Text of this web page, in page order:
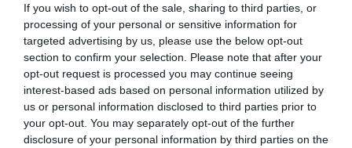
If you wish to opt-out of the sale, sharing to third parties, or
processing of your personal or sensitive information for
targeted advertising by us, please use the below opt-out
section to confirm your selection. Please note that after your
opt-out request is processed you may continue seeing
interest-based ads based on personal information utilized by
us or personal information disclosed to third parties prior to
your opt-out. You may separately opt-out of the further
disclosure of your personal information by third parties on the
τραπεζικής Υπηρεσίες πληρωμών,
δανειοδότησης, μικροπιστώσεις, P2P […]